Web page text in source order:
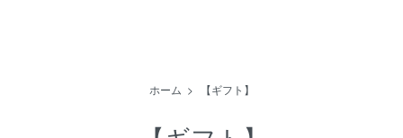
ホーム > 【ギフト】